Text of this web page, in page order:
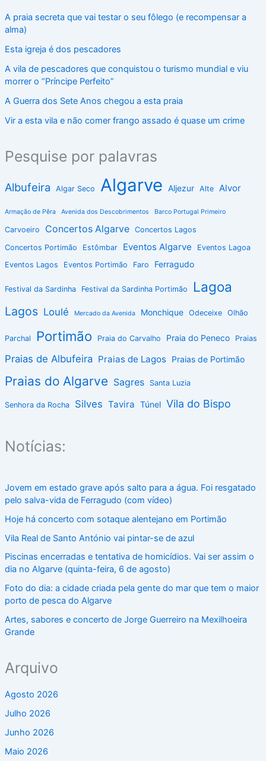
A praia secreta que vai testar o seu fôlego (e recompensar a
alma)
Esta igreja é dos pescadores
A vila de pescadores que conquistou o turismo mundial e viu
morrer o “Príncipe Perfeito”
A Guerra dos Sete Anos chegou a esta praia
Vir a esta vila e não comer frango assado é quase um crime
Pesquise por palavras
Albufeira Algar Seco Algarve Aljezur Alte Alvor
Armação de Pêra Avenida dos Descobrimentos Barco Portugal Primeiro
Carvoeiro Concertos Algarve
Concertos Lagos
Concertos Portimão
Estômbar Eventos Algarve
Eventos Lagoa
Eventos Lagos
Eventos Portimão Faro Ferragudo
Festival da Sardinha Festival da Sardinha Portimão Lagoa
Lagos Loulé Mercado da Avenida Monchique Odeceixe Olhão
Parchal Portimão Praia do Carvalho Praia do Peneco Praias
Praias de Albufeira Praias de Lagos Praias de Portimão
Praias do Algarve Sagres Santa Luzia
Senhora da Rocha Silves Tavira Túnel Vila do Bispo
Notícias:
Jovem em estado grave após salto para a água. Foi resgatado
pelo salva-vida de Ferragudo (com vídeo)
Hoje há concerto com sotaque alentejano em Portimão
Vila Real de Santo António vai pintar-se de azul
Piscinas encerradas e tentativa de homicídios. Vai ser assim o
dia no Algarve (quinta-feira, 6 de agosto)
Foto do dia: a cidade criada pela gente do mar que tem o maior
porto de pesca do Algarve
Artes, sabores e concerto de Jorge Guerreiro na Mexilhoeira
Grande
Arquivo
Agosto 2026
Julho 2026
Junho 2026
Maio 2026